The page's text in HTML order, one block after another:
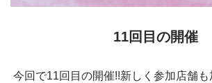
11回目の開催
今回で11回目の開催!!新しく参加店舗